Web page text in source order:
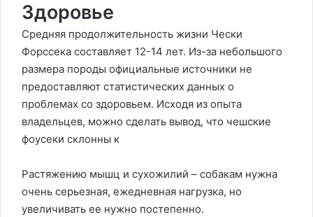
Здоровье
Средняя продолжительность жизни Чески
Форссека составляет 12-14 лет. Из-за небольшого
размера породы официальные источники не
предоставляют статистических данных о
проблемах со здоровьем. Исходя из опыта
владельцев, можно сделать вывод, что чешские
фоусеки склонны к
Растяжению мышц и сухожилий – собакам нужна
очень серьезная, ежедневная нагрузка, но
увеличивать ее нужно постепенно.